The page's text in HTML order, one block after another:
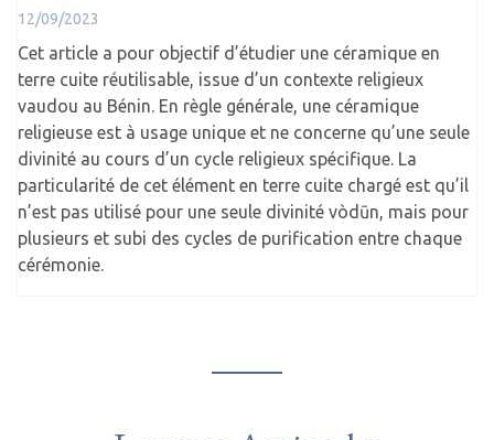
12/09/2023
Cet article a pour objectif d’étudier une céramique en
terre cuite réutilisable, issue d’un contexte religieux
vaudou au Bénin. En règle générale, une céramique
religieuse est à usage unique et ne concerne qu’une seule
divinité au cours d’un cycle religieux spécifique. La
particularité de cet élément en terre cuite chargé est qu’il
n’est pas utilisé pour une seule divinité vòdũn, mais pour
plusieurs et subi des cycles de purification entre chaque
cérémonie.